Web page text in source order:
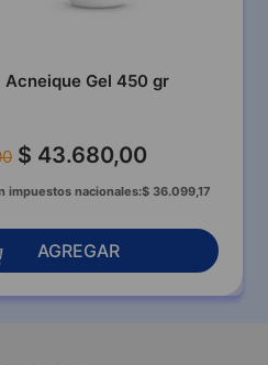
Acneique Gel 450 gr
$ 43.680,00
impuestos nacionales:$ 36.099,17
AGREGAR